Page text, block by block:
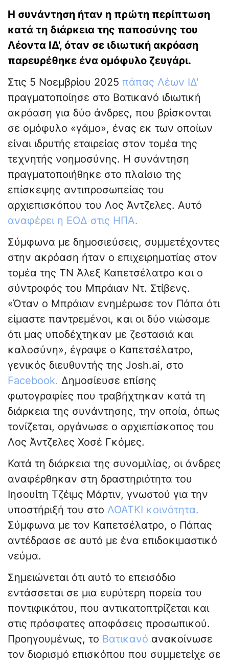
Η συνάντηση ήταν η πρώτη περίπτωση
κατά τη διάρκεια της παποσύνης του
Λέοντα ΙΔ', όταν σε ιδιωτική ακρόαση
παρευρέθηκε ένα ομόφυλο ζευγάρι.
Στις 5 Νοεμβρίου 2025 πάπας Λέων ΙΔ'
πραγματοποίησε στο Βατικανό ιδιωτική
ακρόαση για δύο άνδρες, που βρίσκονται
σε ομόφυλο «γάμο», ένας εκ των οποίων
είναι ιδρυτής εταιρείας στον τομέα της
τεχνητής νοημοσύνης. Η συνάντηση
πραγματοποιήθηκε στο πλαίσιο της
επίσκεψης αντιπροσωπείας του
αρχιεπισκόπου του Λος Άντζελες. Αυτό
αναφέρει η ΕΟΔ στις ΗΠΑ.
Σύμφωνα με δημοσιεύσεις, συμμετέχοντες
στην ακρόαση ήταν ο επιχειρηματίας στον
τομέα της ΤΝ Άλεξ Καπετσέλατρο και ο
σύντροφός του Μπράιαν Ντ. Στίβενς.
«Όταν ο Μπράιαν ενημέρωσε τον Πάπα ότι
είμαστε παντρεμένοι, και οι δύο νιώσαμε
ότι μας υποδέχτηκαν με ζεστασιά και
καλοσύνη», έγραψε ο Καπετσέλατρο,
γενικός διευθυντής της Josh.ai, στο
Facebook. Δημοσίευσε επίσης
φωτογραφίες που τραβήχτηκαν κατά τη
διάρκεια της συνάντησης, την οποία, όπως
τονίζεται, οργάνωσε ο αρχιεπίσκοπος του
Λος Άντζελες Χοσέ Γκόμες.
Κατά τη διάρκεια της συνομιλίας, οι άνδρες
αναφέρθηκαν στη δραστηριότητα του
Ιησουίτη Τζέιμς Μάρτιν, γνωστού για την
υποστήριξή του στο ΛΟΑΤΚΙ κοινότητα.
Σύμφωνα με τον Καπετσέλατρο, ο Πάπας
αντέδρασε σε αυτό με ένα επιδοκιμαστικό
νεύμα.
Σημειώνεται ότι αυτό το επεισόδιο
εντάσσεται σε μια ευρύτερη πορεία του
ποντιφικάτου, που αντικατοπτρίζεται και
στις πρόσφατες αποφάσεις προσωπικού.
Προηγουμένως, το Βατικανό ανακοίνωσε
τον διορισμό επισκόπου που συμμετείχε σε